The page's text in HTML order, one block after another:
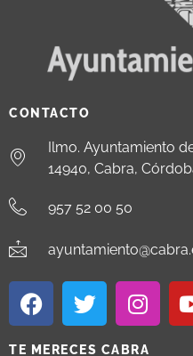
CONTACTO
Ilmo. Ayuntamiento
14940, Cabra,
957 52 00 50
TE MERECES CABRA